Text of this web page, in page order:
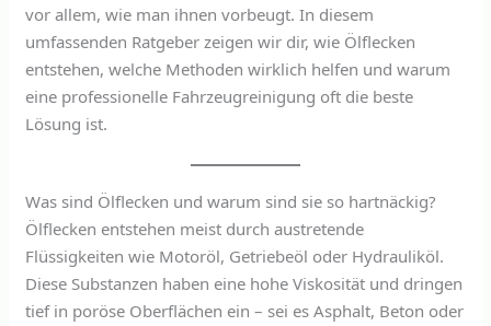
vor allem, wie man ihnen vorbeugt. In diesem
umfassenden Ratgeber zeigen wir dir, wie Ölflecken
entstehen, welche Methoden wirklich helfen und warum
eine professionelle Fahrzeugreinigung oft die beste
Lösung ist.
Was sind Ölflecken und warum sind sie so hartnäckig?
Ölflecken entstehen meist durch austretende
Flüssigkeiten wie Motoröl, Getriebeöl oder Hydrauliköl.
Diese Substanzen haben eine hohe Viskosität und dringen
tief in poröse Oberflächen ein – sei es Asphalt, Beton oder